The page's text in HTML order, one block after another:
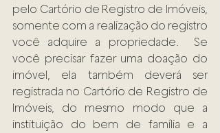
pelo Cartório de Registro de Imóveis,
somente com a realização do registro
você adquire a propriedade.  Se
você precisar fazer uma doação do
imóvel, ela também deverá ser
registrada no Cartório de Registro de
Imóveis, do mesmo modo que a
instituição do bem de família e a